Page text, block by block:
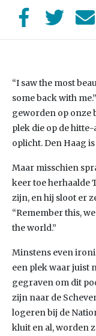
“I saw the most
some back with
geworden op onze
plek die op de
oplicht. Den Haag
Maar misschien
keer toe herhaalde
zijn, en hij sloot er
“Remember this,
the world.”
Minstens even
een plek waar juist
gegraven om dit
zijn naar de
logeren bij de
kluit en al, worden